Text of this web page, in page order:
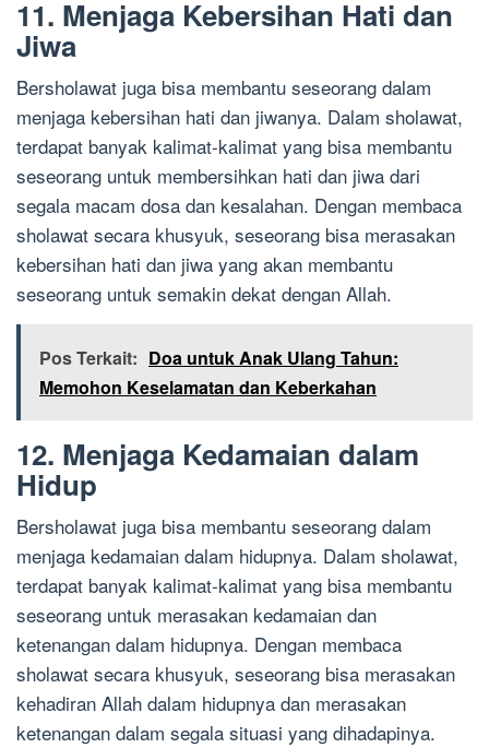
11. Menjaga Kebersihan Hati dan
Jiwa
Bersholawat juga bisa membantu seseorang dalam
menjaga kebersihan hati dan jiwanya. Dalam sholawat,
terdapat banyak kalimat-kalimat yang bisa membantu
seseorang untuk membersihkan hati dan jiwa dari
segala macam dosa dan kesalahan. Dengan membaca
sholawat secara khusyuk, seseorang bisa merasakan
kebersihan hati dan jiwa yang akan membantu
seseorang untuk semakin dekat dengan Allah.
Pos Terkait: Doa untuk Anak Ulang Tahun:
Memohon Keselamatan dan Keberkahan
12. Menjaga Kedamaian dalam
Hidup
Bersholawat juga bisa membantu seseorang dalam
menjaga kedamaian dalam hidupnya. Dalam sholawat,
terdapat banyak kalimat-kalimat yang bisa membantu
seseorang untuk merasakan kedamaian dan
ketenangan dalam hidupnya. Dengan membaca
sholawat secara khusyuk, seseorang bisa merasakan
kehadiran Allah dalam hidupnya dan merasakan
ketenangan dalam segala situasi yang dihadapinya.